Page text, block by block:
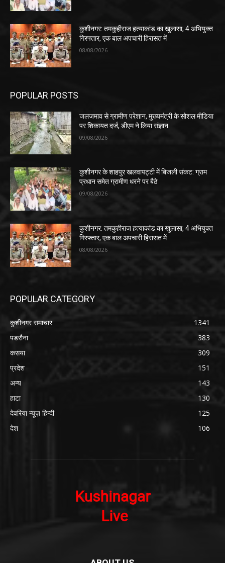
कुशीनगर: तमकुहीराज हत्याकांड का खुलासा, 4 अभियुक्त
गिरफ्तार, एक बाल अपचारी हिरासत में
08/08/2026
POPULAR POSTS
जलजमाव से ग्रामीण परेशान, मुख्यमंत्री के सोशल मीडिया
पर शिकायत दर्ज, डीएम ने लिया संज्ञान
09/08/2026
कुशीनगर के शाहपुर खलवापट्टी में बिजली संकट: ग्राम
प्रधान समेत ग्रामीण धरने पर बैठे
09/08/2026
कुशीनगर: तमकुहीराज हत्याकांड का खुलासा, 4 अभियुक्त
गिरफ्तार, एक बाल अपचारी हिरासत में
08/08/2026
POPULAR CATEGORY
कुशीनगर समाचार
1341
पडरौना
383
कसया
309
प्रदेश
151
अन्य
143
हाटा
130
देवरिया न्यूज़ हिन्दी
125
देश
106